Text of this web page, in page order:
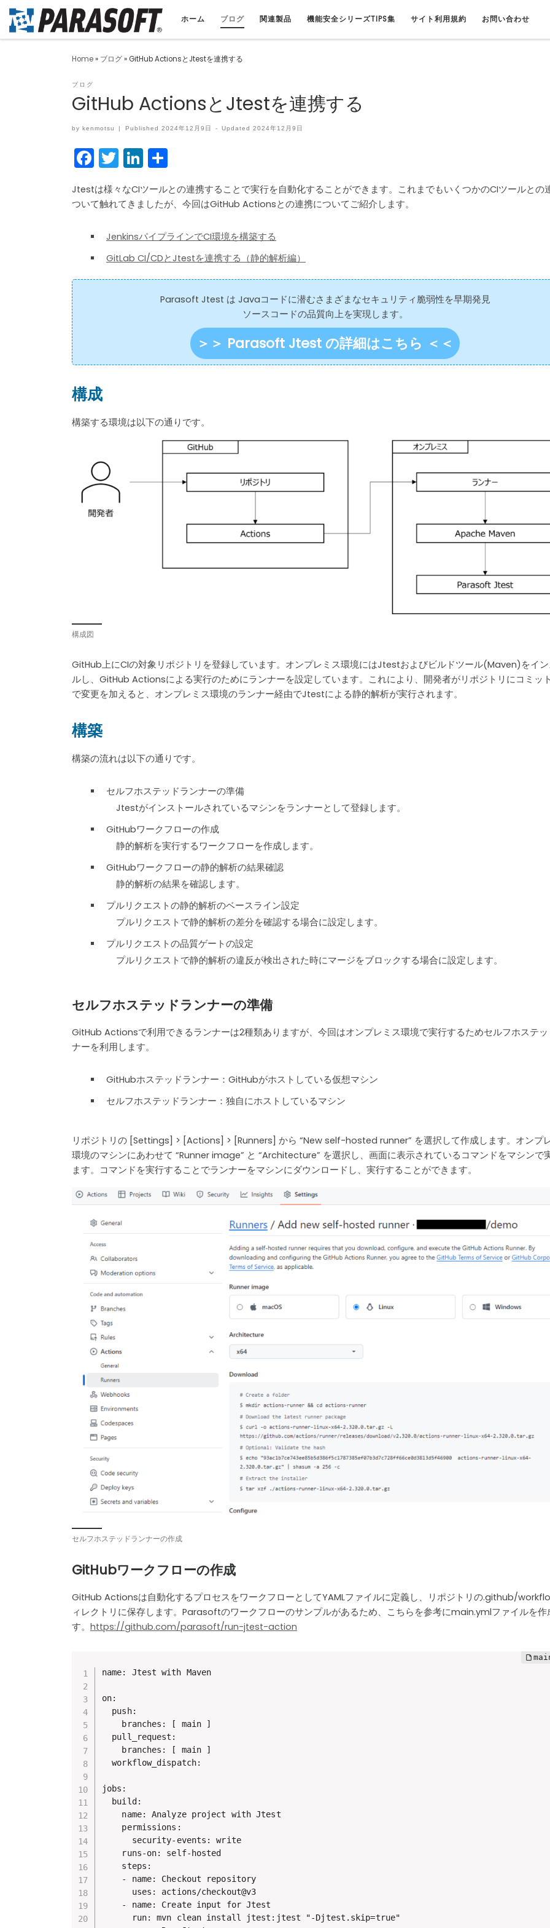
ホーム ブログ 関連製品 機能安全シリーズTIPS集 サイト利用規約 お問い合わせ
Home» ブログ» GitHub ActionsとJtestを連携する
ブログ
GitHub ActionsとJtestを連携する
by kenmotsu | Published 2024年12月9日 - Updated2024年12月9日
F
a
c
e
b
o
T
w
itt
er
Li
n
k
e
dI
n
Jtestは様々なCIツールとの連携することで実行を自動化することができます。これまでもいくつかのCIツールとの
ついて触れてきましたが、今回はGitHub Actionsとの連携についてご紹介します。
JenkinsパイプラインでCI環境を構築する
GitLab CI/CDとJtestを連携する（静的解析編）
Parasoft Jtest は Javaコードに潜むさまざまなセキュリティ脆弱性を早期発見
ソースコードの品質向上を実現します。
＞＞ Parasoft Jtest の詳細はこちら ＜＜
構成
構築する環境は以下の通りです。
構成図
GitHub上にCIの対象リポジトリを登録しています。オンプレミス環境にはJtestおよびビルドツール(Maven)をイ
ルし、GitHub Actionsによる実行のためにランナーを設定しています。これにより、開発者がリポジトリにコミッ
で変更を加えると、オンプレミス環境のランナー経由でJtestによる静的解析が実行されます。
構築
構築の流れは以下の通りです。
セルフホステッドランナーの準備
Jtestがインストールされているマシンをランナーとして登録します。
GitHubワークフローの作成
静的解析を実行するワークフローを作成します。
GitHubワークフローの静的解析の結果確認
静的解析の結果を確認します。
プルリクエストの静的解析のベースライン設定
プルリクエストで静的解析の差分を確認する場合に設定します。
プルリクエストの品質ゲートの設定
プルリクエストで静的解析の違反が検出された時にマージをブロックする場合に設定します。
セルフホステッドランナーの準備
GitHub Actionsで利用できるランナーは2種類ありますが、今回はオンプレミス環境で実行するためセルフホステッ
ナーを利用します。
GitHubホステッドランナー：GitHubがホストしている仮想マシン
セルフホステッドランナー：独自にホストしているマシン
リポジトリの [Settings] > [Actions] > [Runners] から “New self-hosted runner” を選択して作成します。オンプ
環境のマシンにあわせて “Runner image” と “Architecture” を選択し、画面に表示されているコマンドをマシンで
ます。コマンドを実行することでランナーをマシンにダウンロードし、実行することができます。
セルフホステッドランナーの作成
GitHubワークフローの作成
GitHub Actionsは自動化するプロセスをワークフローとしてYAMLファイルに定義し、リポジトリの.github/
ィレクトリに保存します。Parasoftのワークフローのサンプルがあるため、こちらを参考にmain.ymlファイルを作
す。 https://github.com/parasoft/run-jtest-action
name: Jtest with Maven
on:
  workflow_dispatch:
jobs: